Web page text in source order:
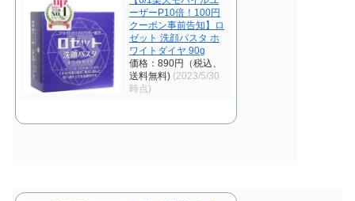
ーザーP10倍！100円
クーポン事前告知】ロ
ゼット 洗顔パスタ ホ
ワイトダイヤ 90g
価格：890円（税込、
送料無料) (2023/5/30
時点)